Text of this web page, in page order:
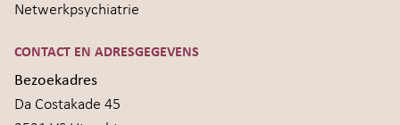
Netwerkpsychiatrie
CONTACT EN ADRESGEGEVENS
Bezoekadres
Da Costakade 45